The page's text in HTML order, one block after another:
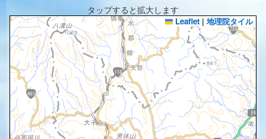
タップすると拡大します
Leaflet | 地理院タイル